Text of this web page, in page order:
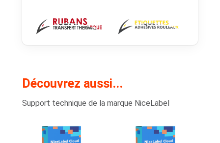
Découvrez aussi...
Support technique de la marque NiceLabel